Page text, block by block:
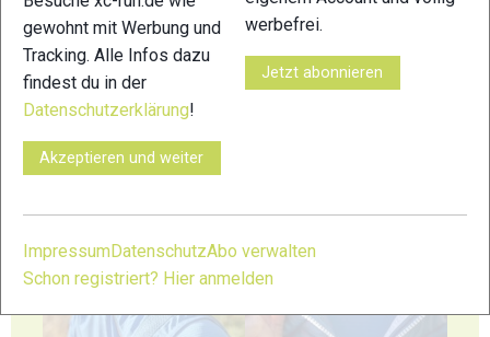
gewohnt mit Werbung und
Tracking. Alle Infos dazu
findest du in der
Datenschutzerklärung!
Akzeptieren und weiter
werbefrei.
Jetzt abonnieren
ImpressumDatenschutzAbo verwalten
Schon registriert? Hier anmelden